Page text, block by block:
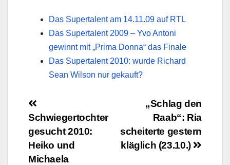
Das Supertalent am 14.11.09 auf RTL
Das Supertalent 2009 – Yvo Antoni
gewinnt mit „Prima Donna“ das Finale
Das Supertalent 2010: wurde Richard
Sean Wilson nur gekauft?
Beitragsnavigation„Schlag den
Raab“: Ria
scheiterte gestern
kläglich (23.10.)
Schwiegertochter
gesucht 2010:
Heiko und
Michaela